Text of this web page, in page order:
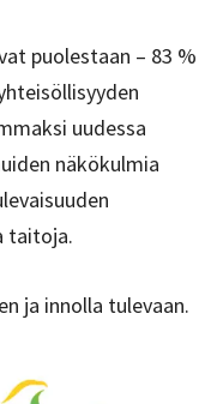
puolestaan – 83 %
uudessa
näkökulmia
taitoja.
ja innolla tulevaan.